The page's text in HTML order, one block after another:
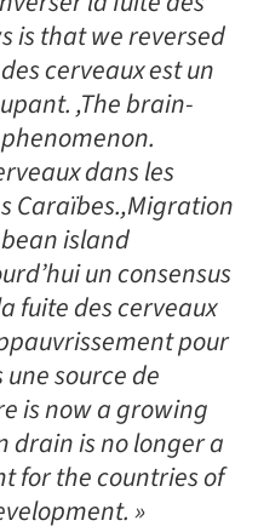
is that we reversed
cerveaux est un
,The brain-
dans les
Caraïbes.,Migration
island
un consensus
fuite des cerveaux
pour
une source de
is now a growing
drain is no longer a
for the countries of
»